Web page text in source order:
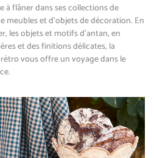
à flâner dans ses collections de
meubles et d’objets de décoration. En
les objets et motifs d’antan, en
et des finitions délicates, la
vous offre un voyage dans le